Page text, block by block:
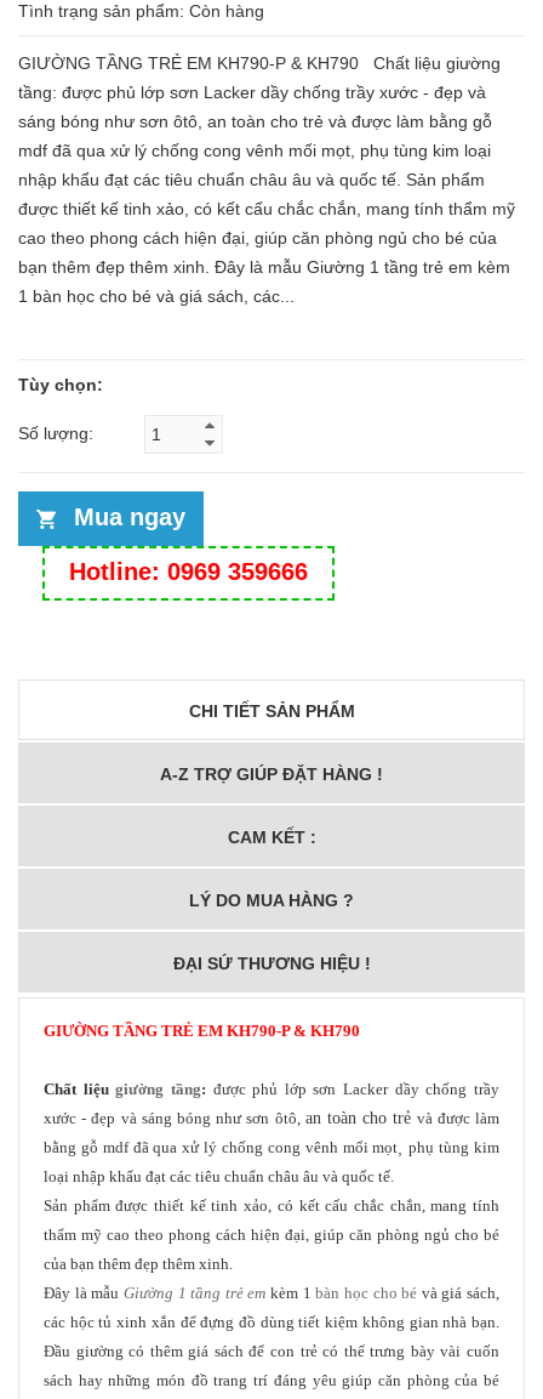
Tình trạng sản phẩm: Còn hàng
GIƯỜNG TẦNG TRẺ EM KH790-P & KH790 Chất liệu giường
tầng: được phủ lớp sơn Lacker dầy chống trầy xước - đẹp và
sáng bóng như sơn ôtô, an toàn cho trẻ và được làm bằng gỗ
mdf đã qua xử lý chống cong vênh mối mọt, phụ tùng kim loại
nhập khẩu đạt các tiêu chuẩn châu âu và quốc tế. Sản phẩm
được thiết kế tinh xảo, có kết cấu chắc chắn, mang tính thẩm mỹ
cao theo phong cách hiện đại, giúp căn phòng ngủ cho bé của
bạn thêm đẹp thêm xinh. Đây là mẫu Giường 1 tầng trẻ em kèm
1 bàn học cho bé và giá sách, các...
Tùy chọn:
Số lượng:
Mua ngay
Hotline: 0969 359666
CHI TIẾT SẢN PHẨM
A-Z TRỢ GIÚP ĐẶT HÀNG !
CAM KẾT :
LÝ DO MUA HÀNG ?
ĐẠI SỨ THƯƠNG HIỆU !
GIƯỜNG TẦNG TRẺ EM KH790-P & KH790
Chất liệugiường tầng: được phủ lớp sơn Lacker dầy chống trầy
xước - đẹp và sáng bóng như sơn ôtô, an toàn cho trẻ và được làm
bằng gỗ mdf đã qua xử lý chống cong vênh mối mọt,phụ tùng kim
loại nhập khẩu đạt các tiêu chuẩn châu âu và quốc tế.
Sản phẩm được thiết kế tinh xảo, có kết cấu chắc chắn, mang tính
thẩm mỹ cao theo phong cách hiện đại, giúp căn phòng ngủ cho bé
của bạn thêm đẹp thêm xinh.
Đây là mẫu Giường 1 tầng trẻ em kèm 1bàn học cho bé và giá sách,
các hộc tủ xinh xắn để đựng đồ dùng tiết kiệm không gian nhà bạn.
Đầu giường có thêm giá sách để con trẻ có thể trưng bày vài cuốn
sách hay những món đồ trang trí đáng yêu giúp căn phòng của bé